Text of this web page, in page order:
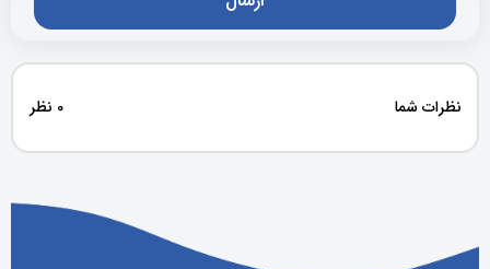
نظرات شما 0 نظر